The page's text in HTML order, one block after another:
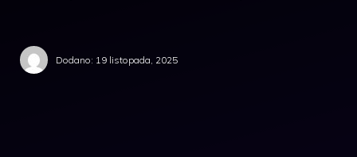
Dodano: 19 listopada, 2025